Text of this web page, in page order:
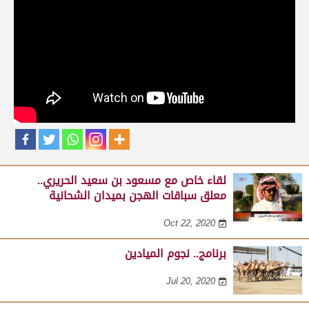
لقاء مع عبدالله بن عبدالكريم الشمري .. مدير عام الرياضات
التراثية بالهيئة الملكية لمحافظة العلا على هامش مهرجان
صاحب السمو الأمير الوالد 23-02-2025
لقاء خاص مع مسعود بن سعيد الحريري..
معلق سباقات الهجن بميدان الشحانية
Oct 22, 2020
برنامج.. نجوم الميادين
Jul 20, 2020